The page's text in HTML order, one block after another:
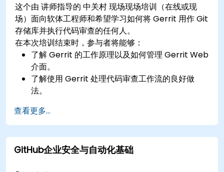
这个由 讲师指导的 中关村 现场现场培训（在线或现
场）面向软体工程师和希望学习如何将 Gerrit 用作 Git
存储库并执行代码审查的任何人。
在本次培训结束时，参与者将能够：
了解 Gerrit 的工作原理以及如何管理 Gerrit Web
介面。
了解使用 Gerrit 处理代码审查工作流的良好做
法。
查看更多...
GitHub企业安全与自动化基础